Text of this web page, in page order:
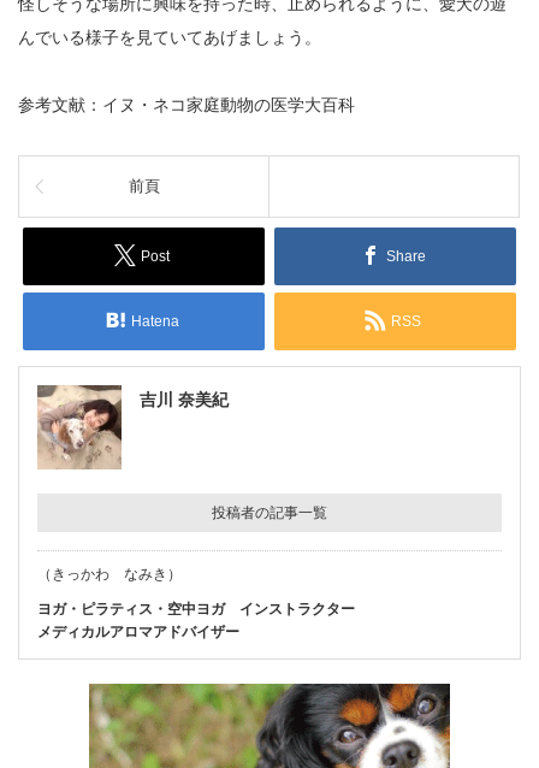
んでいる様子を見ていてあげましょう。
参考文献：イヌ・ネコ家庭動物の医学大百科
前頁
Post Share
Hatena RSS
吉川 奈美紀
投稿者の記事一覧
（きっかわ なみき）
ヨガ・ピラティス・空中ヨガ インストラクター
メディカルアロマアドバイザー